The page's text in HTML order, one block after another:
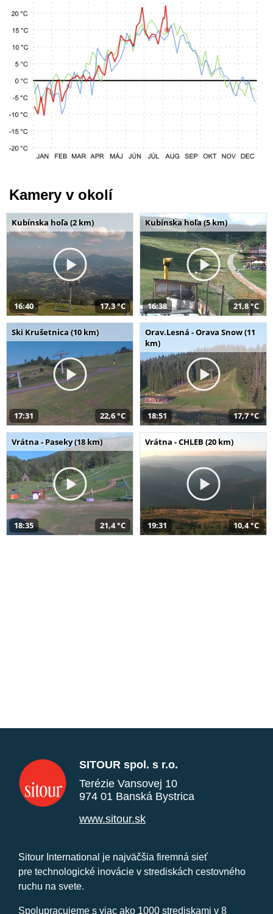
Kamery v okolí
Kubínska hoľa (2 km)
16:40 17,3 °C
Kubínska hoľa (5 km)
16:38 21,8 °C
Ski Krušetnica (10 km)
17:31 22,6 °C
Orav.Lesná - Orava Snow (11
km)
18:51 17,7 °C
Vrátna - Paseky (18 km)
18:35 21,4 °C
Vrátna - CHLEB (20 km)
19:31 10,4 °C
SITOUR spol. s r.o.
Terézie Vansovej 10
974 01 Banská Bystrica
www.sitour.sk
Sitour International je najväčšia firemná sieť
pre technologické inovácie v strediskách cestovného
ruchu na svete.
Spolupracujeme s viac ako 1000 strediskami v 8